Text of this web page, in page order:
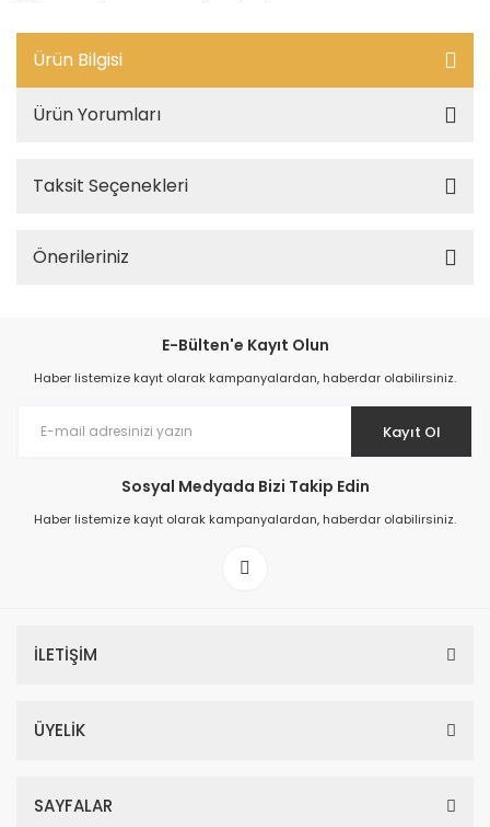
Ürün Bilgisi
Ürün Yorumları
Taksit Seçenekleri
Önerileriniz
E-Bülten'e Kayıt Olun
Haber listemize kayıt olarak kampanyalardan, haberdar olabilirsiniz.
Kayıt Ol
Sosyal Medyada Bizi Takip Edin
Haber listemize kayıt olarak kampanyalardan, haberdar olabilirsiniz.
İLETİŞİM
ÜYELİK
SAYFALAR